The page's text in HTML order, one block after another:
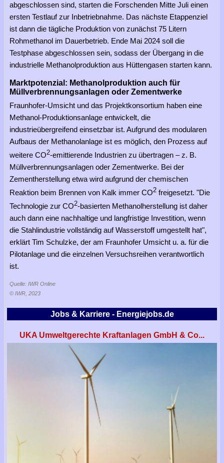
abgeschlossen sind, starten die Forschenden Mitte Juli einen
ersten Testlauf zur Inbetriebnahme. Das nächste Etappenziel
ist dann die tägliche Produktion von zunächst 75 Litern
Rohmethanol im Dauerbetrieb. Ende Mai 2024 soll die
Testphase abgeschlossen sein, sodass der Übergang in die
industrielle Methanolproduktion aus Hüttengasen starten kann.
Marktpotenzial: Methanolproduktion auch für
Müllverbrennungsanlagen oder Zementwerke
Fraunhofer-Umsicht und das Projektkonsortium haben eine
Methanol-Produktionsanlage entwickelt, die
industrieübergreifend einsetzbar ist. Aufgrund des modularen
Aufbaus der Methanolanlage ist es möglich, den Prozess auf
weitere CO2-emittierende Industrien zu übertragen – z. B.
Müllverbrennungsanlagen oder Zementwerke. Bei der
Zementherstellung etwa wird aufgrund der chemischen
Reaktion beim Brennen von Kalk immer CO2 freigesetzt. "Die
Technologie zur CO2-basierten Methanolherstellung ist daher
auch dann eine nachhaltige und langfristige Investition, wenn
die Stahlindustrie vollständig auf Wasserstoff umgestellt hat",
erklärt Tim Schulzke, der am Fraunhofer Umsicht u. a. für die
Pilotanlage und die einzelnen Versuchsreihen verantwortlich
ist.
Quelle: IWR Online
© IWR, 2023
Jobs & Karriere - Energiejobs.de
UKA Umweltgerechte Kraftanlagen GmbH & Co...